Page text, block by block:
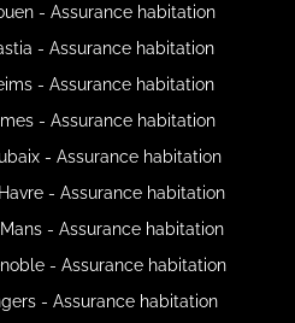
- Assurance habitation
- Assurance habitation
- Assurance habitation
- Assurance habitation
- Assurance habitation
- Assurance habitation
- Assurance habitation
- Assurance habitation
- Assurance habitation